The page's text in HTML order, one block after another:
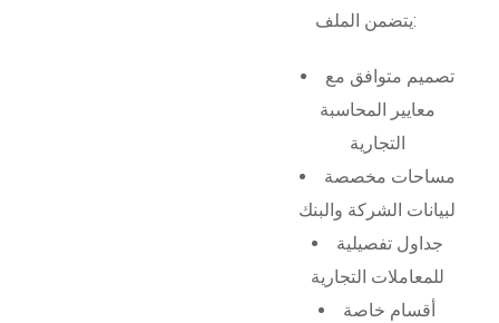
يتضمن الملف:
تصميم متوافق مع
معايير المحاسبة
التجارية
مساحات مخصصة
لبيانات الشركة والبنك
جداول تفصيلية
للمعاملات التجارية
أقسام خاصة